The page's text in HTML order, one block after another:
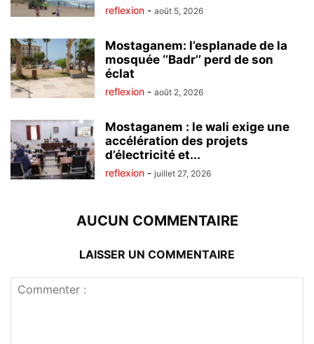
reflexion - août 5, 2026
Mostaganem: l’esplanade de la
mosquée ‘’Badr’’ perd de son
éclat
reflexion - août 2, 2026
Mostaganem : le wali exige une
accélération des projets
d’électricité et...
reflexion - juillet 27, 2026
AUCUN COMMENTAIRE
LAISSER UN COMMENTAIRE